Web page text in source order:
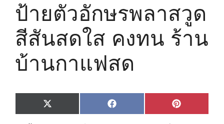
ป้ายตัวอักษรพลาสวูด
สีสันสดใส คงทน ร้าน
บ้านกาแฟสด
Share
on
X
(
Share
on
F
a
Share
on
P
i